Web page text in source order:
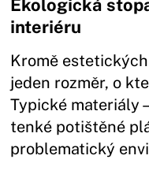
Ekologická
interiéru
Kromě
jeden rozměr, o
Typické materiály
tenké potištěné
problematický